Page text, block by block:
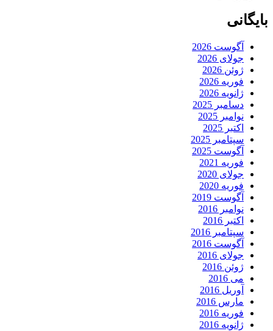
بایگانی
آگوست 2026
جولای 2026
ژوئن 2026
فوریه 2026
ژانویه 2026
دسامبر 2025
نوامبر 2025
اکتبر 2025
سپتامبر 2025
آگوست 2025
فوریه 2021
جولای 2020
فوریه 2020
آگوست 2019
نوامبر 2016
اکتبر 2016
سپتامبر 2016
آگوست 2016
جولای 2016
ژوئن 2016
می 2016
آوریل 2016
مارس 2016
فوریه 2016
ژانویه 2016